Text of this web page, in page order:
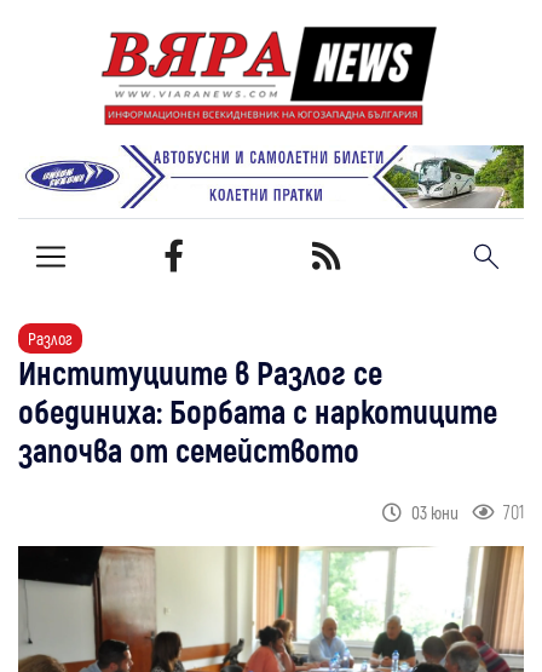
Разлог
Институциите в Разлог се
обединиха: Борбата с наркотиците
започва от семейството
03 юни 701